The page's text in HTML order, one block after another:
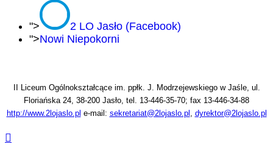
">
2 LO Jasło (Facebook)
">Nowi Niepokorni
II Liceum Ogólnokształcące im. ppłk. J. Modrzejewskiego w Jaśle, ul.
Floriańska 24, 38-200 Jasło, tel. 13-446-35-70; fax 13-446-34-88
http://www.2lojaslo.pl e-mail: sekretariat@2lojaslo.pl , dyrektor@2lojaslo.pl